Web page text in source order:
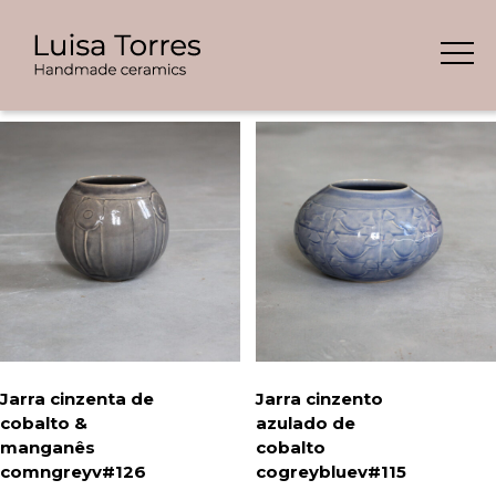
Skip
content
Showing all 7 results
Jarra cinzenta de
cobalto &
manganês
comngreyv#126
Jarra cinzento
azulado de
cobalto
cogreybluev#115